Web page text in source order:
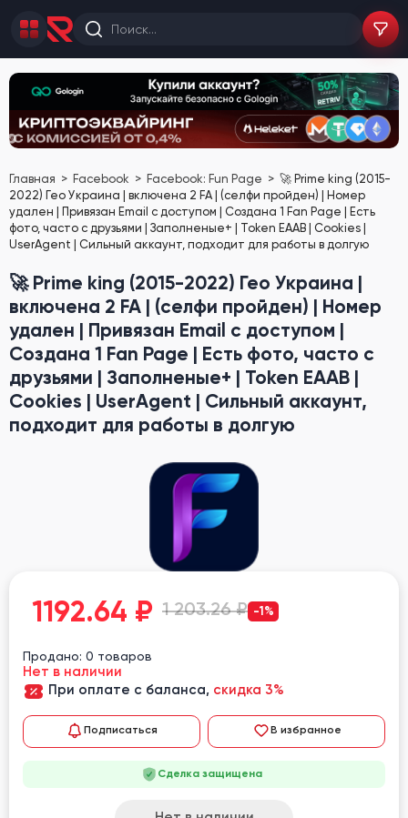
Главная Facebook Facebook: Fun Page
🚀 Prime king (2015-
2022) Гео Украина | включена 2 FA | (селфи пройден) | Номер
удален | Привязан Email с доступом | Создана 1 Fan Page | Есть
фото, часто с друзьями | Заполненые+ | Token EAAB | Cookies |
UserAgent | Сильный аккаунт, подходит для работы в долгую
🚀 Prime king (2015-2022) Гео Украина |
включена 2 FA | (селфи пройден) | Номер
удален | Привязан Email с доступом |
Создана 1 Fan Page | Есть фото, часто с
друзьями | Заполненые+ | Token EAAB |
Cookies | UserAgent | Сильный аккаунт,
подходит для работы в долгую
1192.64 ₽ 1 203.26 ₽ -1%
Продано: 0 товаров
Нет в наличии
При оплате с баланса, скидка 3%
Подписаться В избранное
Сделка защищена